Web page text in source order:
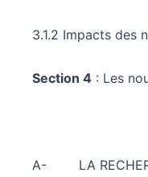
3.1.2 Impacts des
Section 4 : Les
A- LA